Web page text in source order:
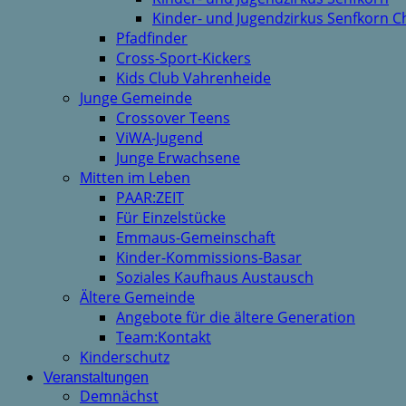
Kinder- und Jugendzirkus Senfkorn
Pfadfinder
Cross-Sport-Kickers
Kids Club Vahrenheide
Junge Gemeinde
Crossover Teens
ViWA-Jugend
Junge Erwachsene
Mitten im Leben
PAAR:ZEIT
Für Einzelstücke
Emmaus-Gemeinschaft
Kinder-Kommissions-Basar
Soziales Kaufhaus Austausch
Ältere Gemeinde
Angebote für die ältere Generation
Team:Kontakt
Kinderschutz
Veranstaltungen
Demnächst